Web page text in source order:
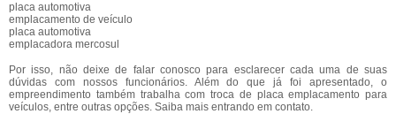
placa automotiva
emplacamento de veículo
placa automotiva
emplacadora mercosul
Por isso, não deixe de falar conosco para esclarecer cada uma de suas
dúvidas com nossos funcionários. Além do que já foi apresentado, o
empreendimento também trabalha com troca de placa emplacamento para
veículos, entre outras opções. Saiba mais entrando em contato.